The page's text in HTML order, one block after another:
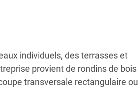
individuels, des terrasses et
provient de rondins de bois
transversale rectangulaire ou